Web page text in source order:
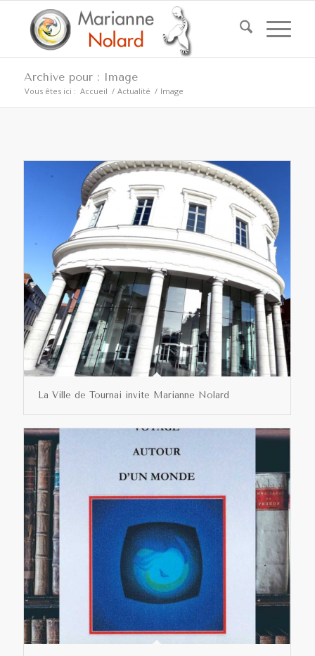
Archive pour : Image
Vous êtes ici : Accueil / Actualité / Image
La Ville de Tournai invite Marianne Nolard